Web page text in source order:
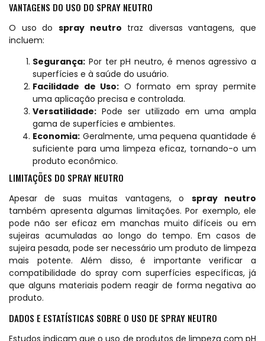
VANTAGENS DO USO DO SPRAY NEUTRO
O uso do spray neutro traz diversas vantagens, que
incluem:
Segurança: Por ter pH neutro, é menos agressivo a
superfícies e à saúde do usuário.
Facilidade de Uso: O formato em spray permite
uma aplicação precisa e controlada.
Versatilidade: Pode ser utilizado em uma ampla
gama de superfícies e ambientes.
Economia: Geralmente, uma pequena quantidade é
suficiente para uma limpeza eficaz, tornando-o um
produto econômico.
LIMITAÇÕES DO SPRAY NEUTRO
Apesar de suas muitas vantagens, o spray neutro
também apresenta algumas limitações. Por exemplo, ele
pode não ser eficaz em manchas muito difíceis ou em
sujeiras acumuladas ao longo do tempo. Em casos de
sujeira pesada, pode ser necessário um produto de limpeza
mais potente. Além disso, é importante verificar a
compatibilidade do spray com superfícies específicas, já
que alguns materiais podem reagir de forma negativa ao
produto.
DADOS E ESTATÍSTICAS SOBRE O USO DE SPRAY NEUTRO